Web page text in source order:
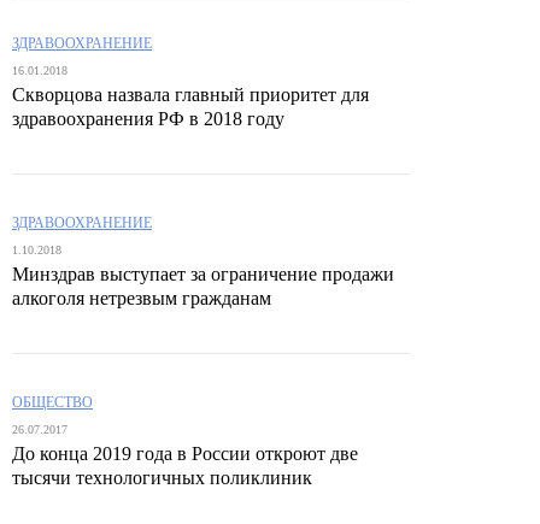
ЗДРАВООХРАНЕНИЕ
16.01.2018
Скворцова назвала главный приоритет для
здравоохранения РФ в 2018 году
ЗДРАВООХРАНЕНИЕ
1.10.2018
Минздрав выступает за ограничение продажи
алкоголя нетрезвым гражданам
ОБЩЕСТВО
26.07.2017
До конца 2019 года в России откроют две
тысячи технологичных поликлиник